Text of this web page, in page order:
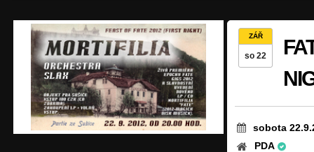
ZÁŘ
so 22
sobota
PDA